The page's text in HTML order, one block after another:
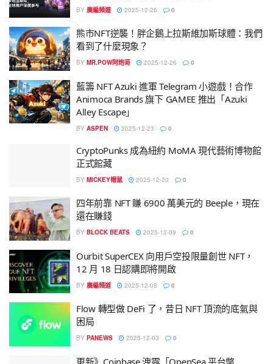
BY 廣編頻道 2025-12-26 0
熊市NFT逆襲！胖企鵝上拉斯維加斯球體：我們
看到了什麼現象？
BY MR.POW阿炮哥 2025-12-26 0
藍籌 NFT Azuki 進軍 Telegram 小遊戲！合作
Animoca Brands 旗下 GAMEE 推出「Azuki
Alley Escape」
BY ASPEN 2025-12-23 0
CryptoPunks 成為紐約 MoMA 現代藝術博物館
正式館藏
BY MICKEY帽鼠 2025-12-20 0
四年前靠 NFT 賺 6900 萬美元的 Beeple，現在
還在賺錢
BY BLOCK BEATS 2025-12-09 0
Ourbit SuperCEX 向用戶空投限量創世 NFT，
12 月 18 日認購即將開啟
BY 廣編頻道 2025-12-08 0
Flow 轉型做 DeFi 了，昔日 NFT 頂流的底氣與
困局
BY PANEWS 2025-12-03 0
更新》Coinbase 洩露「OpenSea 平台幣